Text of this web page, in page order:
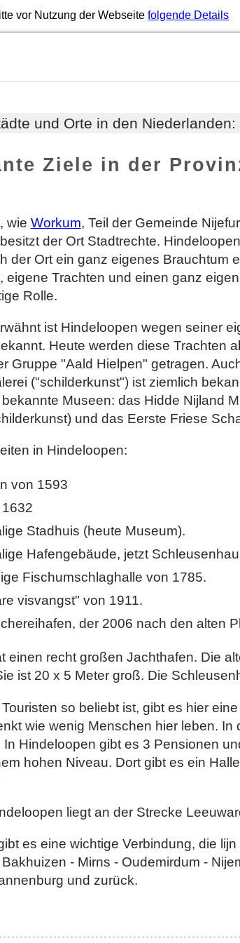
vor Nutzung der Webseite folgende Details
und Orte in den
Ziele in der
wie Workum, Teil der Gemeinde
der Ort Stadtrechte.
der Ort ein ganz eigenes Brauchtum
eigene Trachten und einen ganz
Rolle.
ist Hindeloopen wegen seiner
Heute werden diese Trachten
Gruppe "Aald Hielpen" getragen.
("schilderkunst") ist ziemlich
Museen: das Hidde Nijland
und das Eerste Friese
in Hindeloopen:
von 1593
Stadhuis (heute Museum).
Hafengebäude, jetzt
Fischumschlaghalle von 1785.
visvangst" von 1911.
der 2006 nach den alten
einen recht großen Jachthafen. Die
ist 20 x 5 Meter groß. Die
so beliebt ist, gibt es hier
wie wenig Menschen hier leben. In
In Hindeloopen gibt es 3 Pensionen
hohen Niveau. Dort gibt es ein
liegt an der Strecke
es eine wichtige Verbindung, die
- Mirns - Oudemirdum -
und zurück.